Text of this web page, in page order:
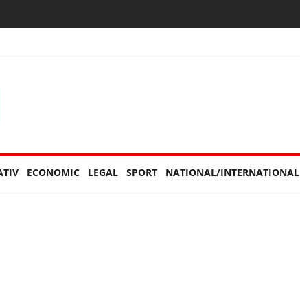
ECONOMIC LEGAL SPORT NATIONAL/INTERNATIONAL